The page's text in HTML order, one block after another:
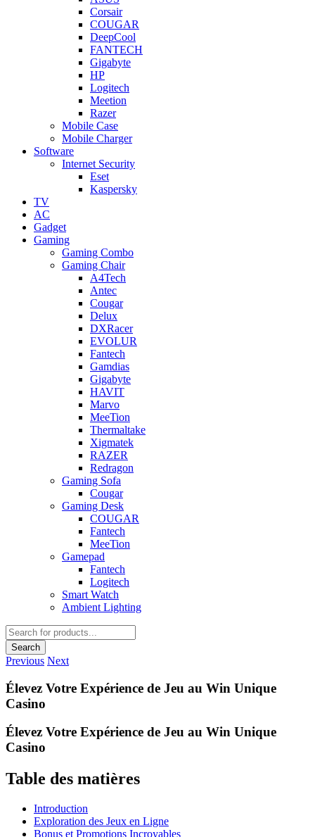
Corsair
COUGAR
DeepCool
FANTECH
Gigabyte
HP
Logitech
Meetion
Razer
Mobile Case
Mobile Charger
Software
Internet Security
Eset
Kaspersky
TV
AC
Gadget
Gaming
Gaming Combo
Gaming Chair
A4Tech
Antec
Cougar
Delux
DXRacer
EVOLUR
Fantech
Gamdias
Gigabyte
HAVIT
Marvo
MeeTion
Thermaltake
Xigmatek
RAZER
Redragon
Gaming Sofa
Cougar
Gaming Desk
COUGAR
Fantech
MeeTion
Gamepad
Fantech
Logitech
Smart Watch
Ambient Lighting
Products
search
Search
Previous Next
Élevez Votre Expérience de Jeu au Win Unique
Casino
Élevez Votre Expérience de Jeu au Win Unique
Casino
Table des matières
Introduction
Exploration des Jeux en Ligne
Bonus et Promotions Incroyables